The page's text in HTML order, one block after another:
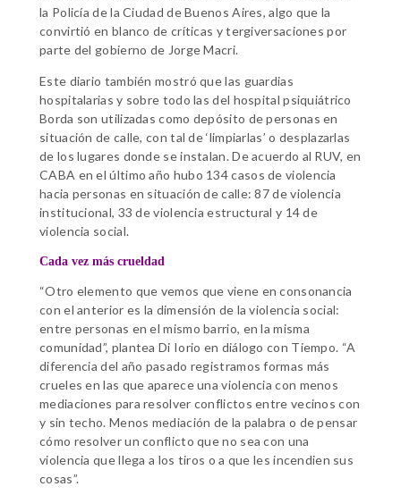
la Policía de la Ciudad de Buenos Aires, algo que la
convirtió en blanco de críticas y tergiversaciones por
parte del gobierno de Jorge Macri.
Este diario también mostró que las guardias
hospitalarias y sobre todo las del hospital psiquiátrico
Borda son utilizadas como depósito de personas en
situación de calle, con tal de ‘limpiarlas’ o desplazarlas
de los lugares donde se instalan. De acuerdo al RUV, en
CABA en el último año hubo 134 casos de violencia
hacia personas en situación de calle: 87 de violencia
institucional, 33 de violencia estructural y 14 de
violencia social.
Cada vez más crueldad
“Otro elemento que vemos que viene en consonancia
con el anterior es la dimensión de la violencia social:
entre personas en el mismo barrio, en la misma
comunidad”, plantea Di Iorio en diálogo con Tiempo. “A
diferencia del año pasado registramos formas más
crueles en las que aparece una violencia con menos
mediaciones para resolver conflictos entre vecinos con
y sin techo. Menos mediación de la palabra o de pensar
cómo resolver un conflicto que no sea con una
violencia que llega a los tiros o a que les incendien sus
cosas”.